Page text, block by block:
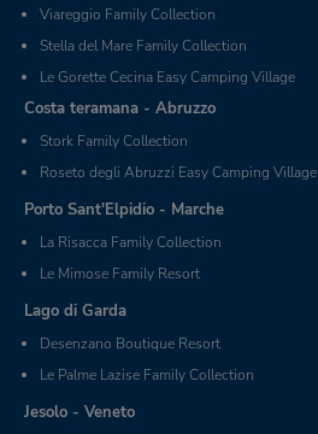
Viareggio Family Collection
Stella del Mare Family Collection
Le Gorette Cecina Easy Camping Village
Costa teramana - Abruzzo
Stork Family Collection
Roseto degli Abruzzi Easy Camping Village
Porto Sant'Elpidio - Marche
La Risacca Family Collection
Le Mimose Family Resort
Lago di Garda
Desenzano Boutique Resort
Le Palme Lazise Family Collection
Jesolo - Veneto